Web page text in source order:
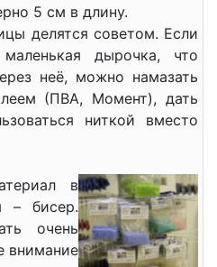
5 см в длину.
делятся советом. Если
дырочка, что
неё, можно намазать
(ПВА, Момент), дать
ниткой вместо
в
– бисер.
очень
внимание